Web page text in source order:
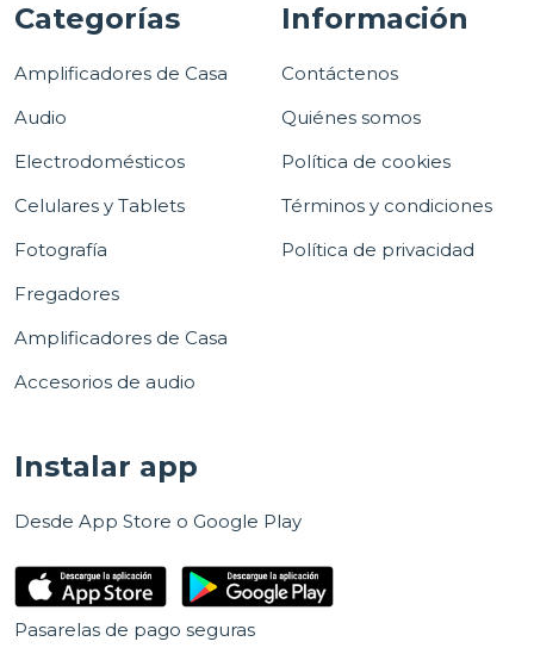
Categorías
Amplificadores de Casa
Audio
Electrodomésticos
Celulares y Tablets
Fotografía
Fregadores
Amplificadores de Casa
Accesorios de audio
Información
Contáctenos
Quiénes somos
Política de cookies
Términos y condiciones
Política de privacidad
Instalar app
Desde App Store o Google Play
Pasarelas de pago seguras